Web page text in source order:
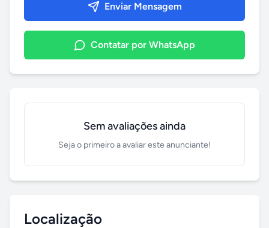
Enviar Mensagem
Contatar por WhatsApp
Sem avaliações ainda
Seja o primeiro a avaliar este anunciante!
Localização